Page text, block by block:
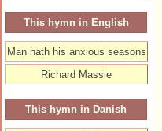
This hymn in English
Man hath his anxious seasons
Richard Massie
This hymn in Danish